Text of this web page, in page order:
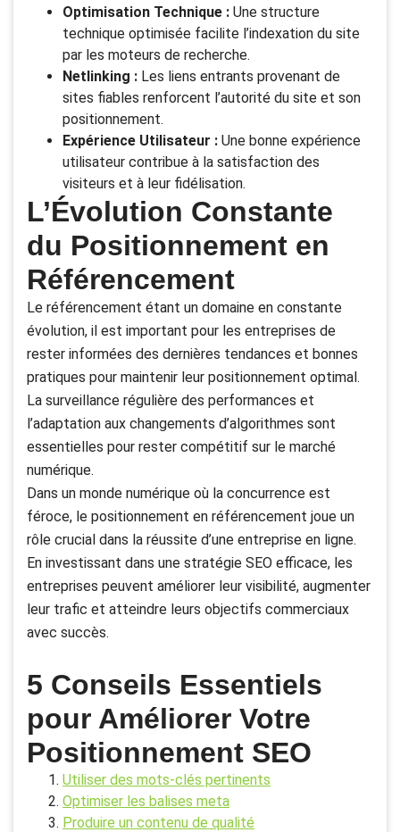
Optimisation Technique : Une structure
technique optimisée facilite l’indexation du site
par les moteurs de recherche.
Netlinking : Les liens entrants provenant de
sites fiables renforcent l’autorité du site et son
positionnement.
Expérience Utilisateur : Une bonne expérience
utilisateur contribue à la satisfaction des
visiteurs et à leur fidélisation.
L’Évolution Constante
du Positionnement en
Référencement
Le référencement étant un domaine en constante
évolution, il est important pour les entreprises de
rester informées des dernières tendances et bonnes
pratiques pour maintenir leur positionnement optimal.
La surveillance régulière des performances et
l’adaptation aux changements d’algorithmes sont
essentielles pour rester compétitif sur le marché
numérique.
Dans un monde numérique où la concurrence est
féroce, le positionnement en référencement joue un
rôle crucial dans la réussite d’une entreprise en ligne.
En investissant dans une stratégie SEO efficace, les
entreprises peuvent améliorer leur visibilité, augmenter
leur trafic et atteindre leurs objectifs commerciaux
avec succès.
5 Conseils Essentiels
pour Améliorer Votre
Positionnement SEO
Utiliser des mots-clés pertinents
Optimiser les balises meta
Produire un contenu de qualité